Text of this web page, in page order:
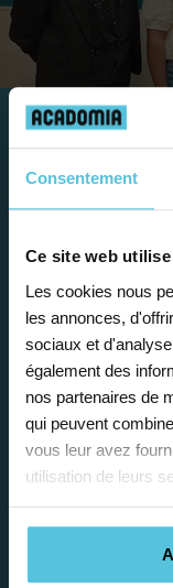
Consentement
Ce site web
Les cookies nous
les annonces,
sociaux et
également des
nos partenaires de
qui peuvent
vous leur avez
utilisation de leurs
Travailler
présente
avantages
emploi du